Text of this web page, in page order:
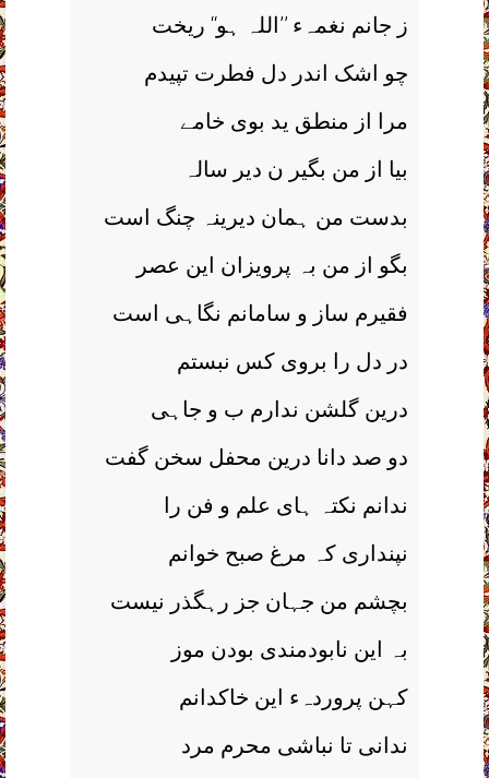
ز جانم نغمہء ’’اللہ ہو‘‘ ریخت
چو اشک اندر دل فطرت تپیدم
مرا از منطق ید بوی خامے
بیا از من بگیر ن دیر سالہ
بدست من ہمان دیرینہ چنگ است
بگو از من بہ پرویزان این عصر
فقیرم ساز و سامانم نگاہی است
در دل را بروی کس نبستم
درین گلشن ندارم ب و جاہی
دو صد دانا درین محفل سخن گفت
ندانم نکتہ ہای علم و فن را
نپنداری کہ مرغ صبح خوانم
بچشم من جہان جز رہگذر نیست
بہ این نابودمندی بودن موز
کہن پروردہء این خاکدانم
ندانی تا نباشی محرم مرد